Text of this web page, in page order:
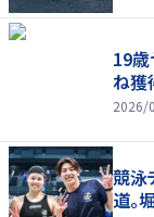
19歳
ね獲
2026/
競泳
道。